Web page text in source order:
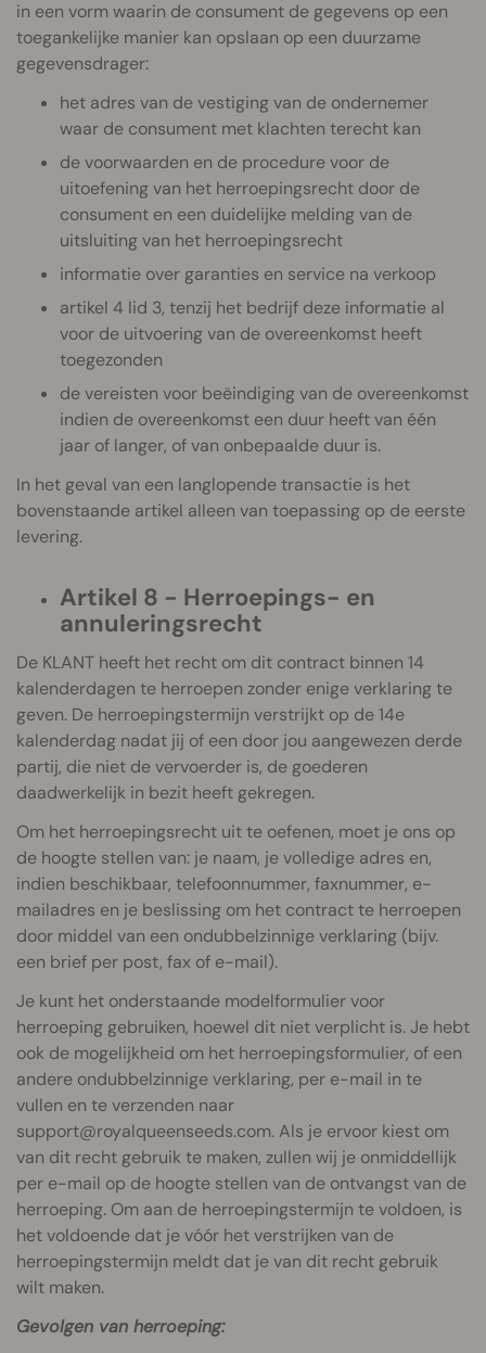
in een vorm waarin de consument de gegevens op een
toegankelijke manier kan opslaan op een duurzame
gegevensdrager:
het adres van de vestiging van de ondernemer
waar de consument met klachten terecht kan
de voorwaarden en de procedure voor de
uitoefening van het herroepingsrecht door de
consument en een duidelijke melding van de
uitsluiting van het herroepingsrecht
informatie over garanties en service na verkoop
artikel 4 lid 3, tenzij het bedrijf deze informatie al
voor de uitvoering van de overeenkomst heeft
toegezonden
de vereisten voor beëindiging van de overeenkomst
indien de overeenkomst een duur heeft van één
jaar of langer, of van onbepaalde duur is.
In het geval van een langlopende transactie is het
bovenstaande artikel alleen van toepassing op de eerste
levering.
Artikel 8 - Herroepings- en
annuleringsrecht
De KLANT heeft het recht om dit contract binnen 14
kalenderdagen te herroepen zonder enige verklaring te
geven. De herroepingstermijn verstrijkt op de 14e
kalenderdag nadat jij of een door jou aangewezen derde
partij, die niet de vervoerder is, de goederen
daadwerkelijk in bezit heeft gekregen.
Om het herroepingsrecht uit te oefenen, moet je ons op
de hoogte stellen van: je naam, je volledige adres en,
indien beschikbaar, telefoonnummer, faxnummer, e-
mailadres en je beslissing om het contract te herroepen
door middel van een ondubbelzinnige verklaring (bijv.
een brief per post, fax of e-mail).
Je kunt het onderstaande modelformulier voor
herroeping gebruiken, hoewel dit niet verplicht is. Je hebt
ook de mogelijkheid om het herroepingsformulier, of een
andere ondubbelzinnige verklaring, per e-mail in te
vullen en te verzenden naar
support@royalqueenseeds.com. Als je ervoor kiest om
van dit recht gebruik te maken, zullen wij je onmiddellijk
per e-mail op de hoogte stellen van de ontvangst van de
herroeping. Om aan de herroepingstermijn te voldoen, is
het voldoende dat je vóór het verstrijken van de
herroepingstermijn meldt dat je van dit recht gebruik
wilt maken.
Gevolgen van herroeping: